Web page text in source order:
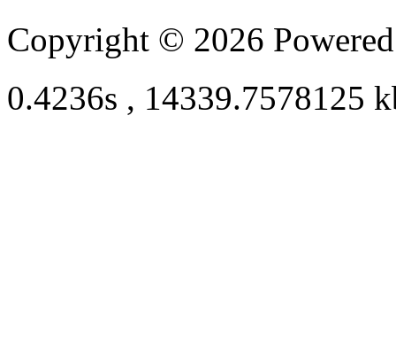
Copyright © 2026
0.4236s , 14339.7578125